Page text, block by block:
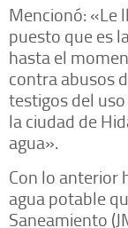
Mencionó: «Le
puesto que es
hasta el
contra abusos
testigos del
la ciudad de
agua».
Con lo anterior
agua potable
Saneamiento